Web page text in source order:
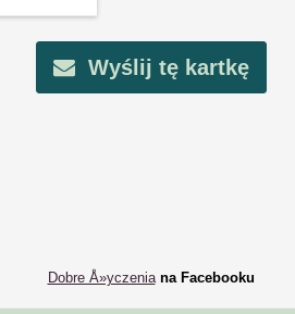
Wyślij tę kartkę
Dobre Å»yczeniana Facebooku